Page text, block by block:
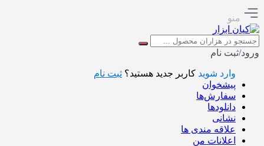
منو
ورود/ثبت نام
وارد شوید کاربر جدید هستید؟ ثبت نام
پیشخوان
سفارش‌ها
دانلودها
نشانی
علاقه مندی ها
اعلانات من